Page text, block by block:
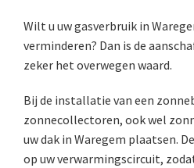
Wilt u uw gasverbruik in
verminderen? Dan is de
zeker het overwegen waard.
Bij de installatie van een
zonnecollectoren, ook wel
uw dak in Waregem plaatsen.
op uw verwarmingscircuit,